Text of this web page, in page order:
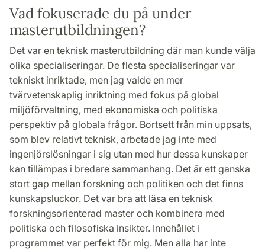
Vad fokuserade du på under
masterutbildningen?
Det var en teknisk masterutbildning där man kunde välja
olika specialiseringar. De flesta specialiseringar var
tekniskt inriktade, men jag valde en mer
tvärvetenskaplig inriktning med fokus på global
miljöförvaltning, med ekonomiska och politiska
perspektiv på globala frågor. Bortsett från min uppsats,
som blev relativt teknisk, arbetade jag inte med
ingenjörslösningar i sig utan med hur dessa kunskaper
kan tillämpas i bredare sammanhang. Det är ett ganska
stort gap mellan forskning och politiken och det finns
kunskapsluckor. Det var bra att läsa en teknisk
forskningsorienterad master och kombinera med
politiska och filosofiska insikter. Innehållet i
programmet var perfekt för mig. Men alla har inte